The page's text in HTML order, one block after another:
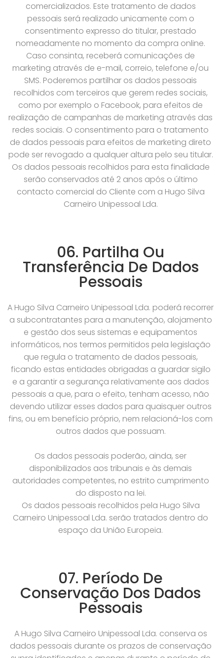
comercializados. Este tratamento de dados
pessoais será realizado unicamente com o
consentimento expresso do titular, prestado
nomeadamente no momento da compra online.
Caso consinta, receberá comunicações de
marketing através de e-mail, correio, telefone e/ou
SMS. Poderemos partilhar os dados pessoais
recolhidos com terceiros que gerem redes sociais,
como por exemplo o Facebook, para efeitos de
realização de campanhas de marketing através das
redes sociais. O consentimento para o tratamento
de dados pessoais para efeitos de marketing direto
pode ser revogado a qualquer altura pelo seu titular.
Os dados pessoais recolhidos para esta finalidade
serão conservados até 2 anos após o último
contacto comercial do Cliente com a Hugo Silva
Carneiro Unipessoal Lda.
06. Partilha Ou
Transferência De Dados
Pessoais
A Hugo Silva Carneiro Unipessoal Lda. poderá recorrer
a subcontratantes para a manutenção, alojamento
e gestão dos seus sistemas e equipamentos
informáticos, nos termos permitidos pela legislação
que regula o tratamento de dados pessoais,
ficando estas entidades obrigadas a guardar sigilo
e a garantir a segurança relativamente aos dados
pessoais a que, para o efeito, tenham acesso, não
devendo utilizar esses dados para quaisquer outros
fins, ou em benefício próprio, nem relacioná-los com
outros dados que possuam.
Os dados pessoais poderão, ainda, ser
disponibilizados aos tribunais e às demais
autoridades competentes, no estrito cumprimento
do disposto na lei.
Os dados pessoais recolhidos pela Hugo Silva
Carneiro Unipessoal Lda. serão tratados dentro do
espaço da União Europeia.
07. Período De
Conservação Dos Dados
Pessoais
A Hugo Silva Carneiro Unipessoal Lda. conserva os
dados pessoais durante os prazos de conservação